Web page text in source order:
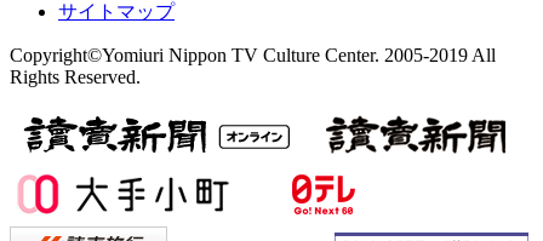
サイトマップ
Copyright©Yomiuri Nippon TV Culture Center. 2005-2019 All
Rights Reserved.